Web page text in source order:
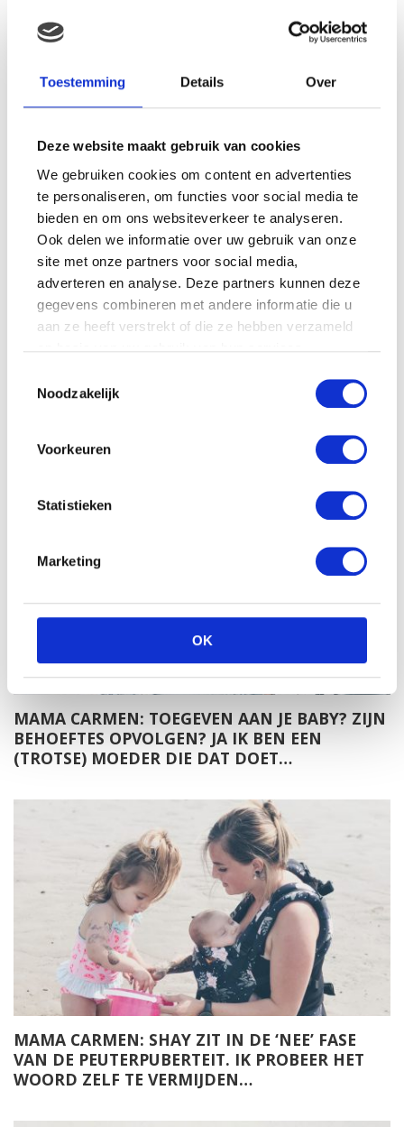
Toestemming Details Over
Deze website maakt gebruik van cookies
We gebruiken cookies om content en advertenties
te personaliseren, om functies voor social media te
bieden en om ons websiteverkeer te analyseren.
Ook delen we informatie over uw gebruik van onze
site met onze partners voor social media,
adverteren en analyse. Deze partners kunnen deze
gegevens combineren met andere informatie die u
aan ze heeft verstrekt of die ze hebben verzameld
Noodzakelijk
Voorkeuren
Statistieken
Marketing
OK
MAMA CARMEN: CREATIEF SPEELGOED VOOR
KINDEREN ONDER DE DRIE JAAR. ONZE
DOCHTER IS UREN ZOET MET MY FIRST VAN
SES CREATIVE…
MAMA CARMEN: TOEGEVEN AAN JE BABY? ZIJN
BEHOEFTES OPVOLGEN? JA IK BEN EEN
(TROTSE) MOEDER DIE DAT DOET…
MAMA CARMEN: SHAY ZIT IN DE ‘NEE’ FASE
VAN DE PEUTERPUBERTEIT. IK PROBEER HET
WOORD ZELF TE VERMIJDEN…